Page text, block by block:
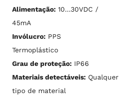
Alimentação: 10…30VDC /
45mA
Invólucro: PPS
Termoplástico
Grau de proteção: IP66
Materiais detectáveis: Qualquer
tipo de material